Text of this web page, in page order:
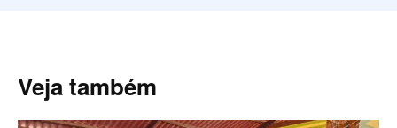
Veja também